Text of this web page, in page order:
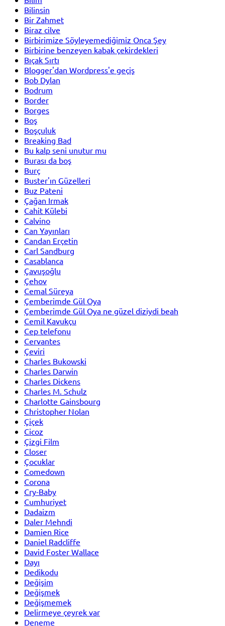
Bilinsin
Bir Zahmet
Biraz cilve
Birbirimize Söyleyemediğimiz Onca Şey
Birbirine benzeyen kabak çekirdekleri
Bıçak Sırtı
Blogger'dan Wordpress'e geçiş
Bob Dylan
Bodrum
Border
Borges
Boş
Boşçuluk
Breaking Bad
Bu kalp seni unutur mu
Burası da boş
Burç
Buster'ın Güzelleri
Buz Pateni
Çağan Irmak
Cahit Külebi
Calvino
Can Yayınları
Candan Erçetin
Carl Sandburg
Casablanca
Çavuşoğlu
Çehov
Cemal Süreya
Çemberimde Gül Oya
Çemberimde Gül Oya ne güzel diziydi beah
Cemil Kavukçu
Cep telefonu
Cervantes
Çeviri
Charles Bukowski
Charles Darwin
Charles Dickens
Charles M. Schulz
Charlotte Gainsbourg
Christopher Nolan
Çiçek
Cicoz
Çizgi Film
Closer
Çocuklar
Comedown
Corona
Cry-Baby
Cumhuriyet
Dadaizm
Daler Mehndi
Damien Rice
Daniel Radcliffe
David Foster Wallace
Dayı
Dedikodu
Değişim
Değişmek
Değişmemek
Delirmeye çeyrek var
Deneme